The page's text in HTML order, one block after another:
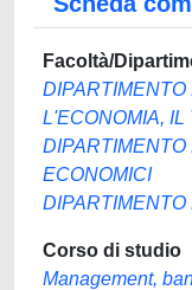
Facoltà/
DIPARTIMENTO
L'ECONOMIA, IL
DIPARTIMENTO
ECONOMICI
Corso di studio
Management,